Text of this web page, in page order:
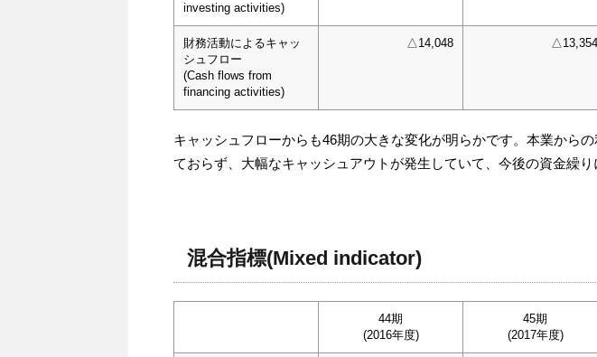
investing activities)
財務活動によるキャッ
シュフロー
(Cash flows from
financing activities)
△14,048 △13,354
キャッシュフローからも46期の大きな変化が明らかです。本業から
ておらず、大幅なキャッシュアウトが発生していて、今後の資金繰り
混合指標(Mixed indicator)
44期
(2016年度)
45期
(2017年度)